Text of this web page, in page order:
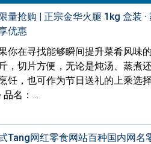
限量抢购 | 正宗金华火腿 1kg 盒装
优惠
你在寻找能够瞬间提升菜肴风味
，切片方便，无论是炖汤、蒸煮
饪，也可作为节日送礼的上乘选
品名：…
Tang网红零食网站百种国内网名